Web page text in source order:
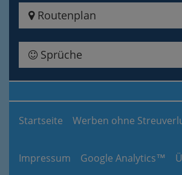
Routenplan
Sprüche
Startseite Werben ohne
Impressum Google Analytics™